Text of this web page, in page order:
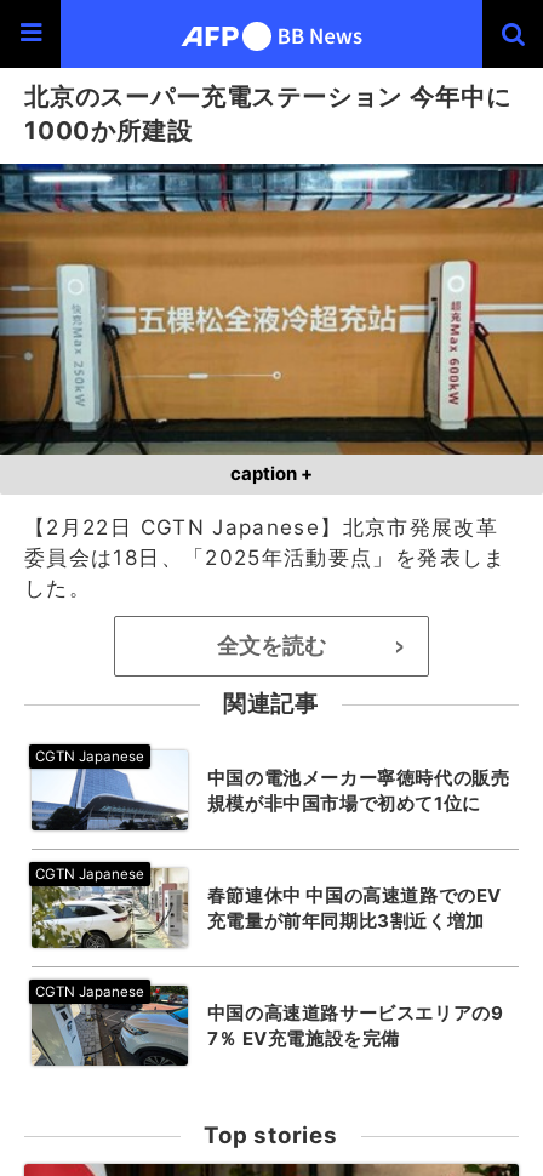
北京のスーパー充電ステーション 今年中に
1000か所建設
caption +
【2月22日 CGTN Japanese】北京市発展改革
委員会は18日、「2025年活動要点」を発表しま
した。
全文を読む >
関連記事
中国の電池メーカー寧徳時代の販売
規模が非中国市場で初めて1位に
春節連休中 中国の高速道路でのEV
充電量が前年同期比3割近く増加
中国の高速道路サービスエリアの9
7％ EV充電施設を完備
Top stories